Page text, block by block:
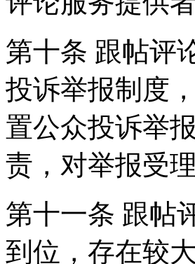
第十条 跟帖评
投诉举报制度
置公众投诉举
责，对举报受
第十一条 跟帖
到位，存在较